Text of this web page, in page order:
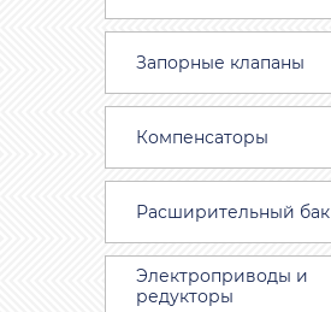
Запорные клапаны
Компенсаторы
Расширительный бак
Электроприводы и
редукторы